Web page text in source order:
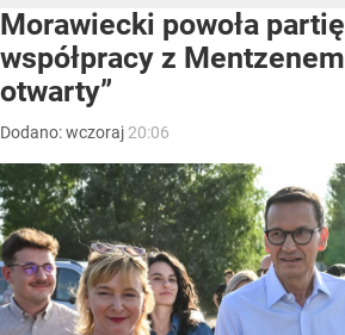
Morawiecki powoła
współpracy z
otwarty”
Dodano:wczoraj 20:06